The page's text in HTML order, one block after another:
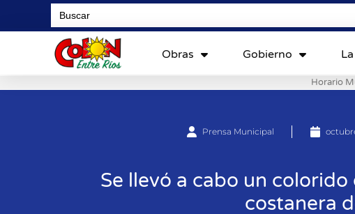
Search
for:
Obras Gobierno
Horario
Prensa Municipal
Se llevó a cabo un
costanera